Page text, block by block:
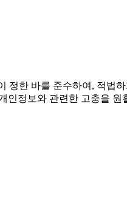
한 바를 준수하여, 적법
정보와 관련한 고충을